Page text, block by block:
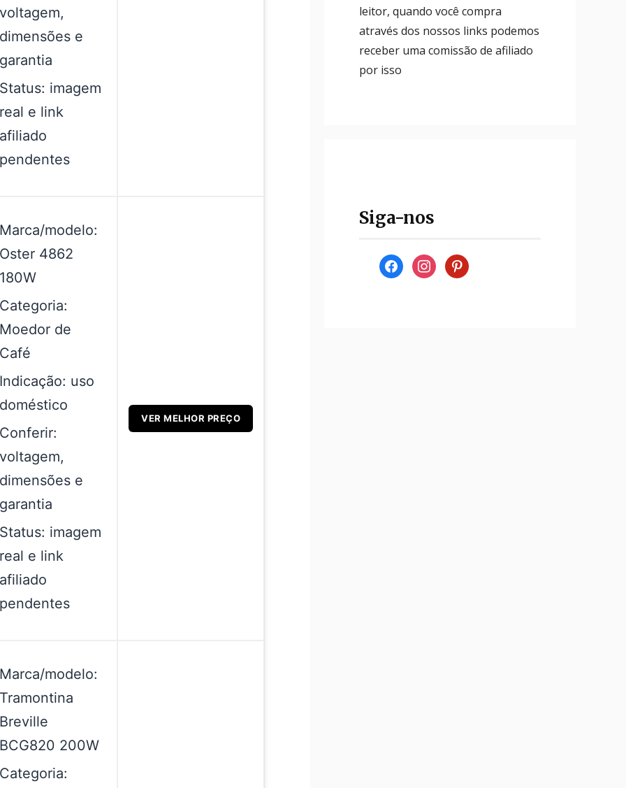
voltagem,
dimensões e
garantia
Status: imagem
real e link
afiliado
pendentes
Marca/modelo:
Oster 4862
180W
Categoria:
Moedor de
Café
Indicação: uso
doméstico
Conferir:
voltagem,
dimensões e
garantia
Status: imagem
real e link
afiliado
pendentes
VER MELHOR PREÇO
Marca/modelo:
Tramontina
Breville
BCG820 200W
Categoria:
leitor, quando você compra
através dos nossos links podemos
receber uma comissão de afiliado
por isso
Siga-nos
facebookinstagrampinterest